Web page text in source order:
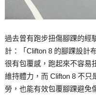
過去曾有跑步扭傷腳踝的經
計：「Clifton 8 的腳踝設計
很有包覆感，跑起來不容易
維持體力，而 Clifton 8 不
勞，也能有效包覆腳踝避免